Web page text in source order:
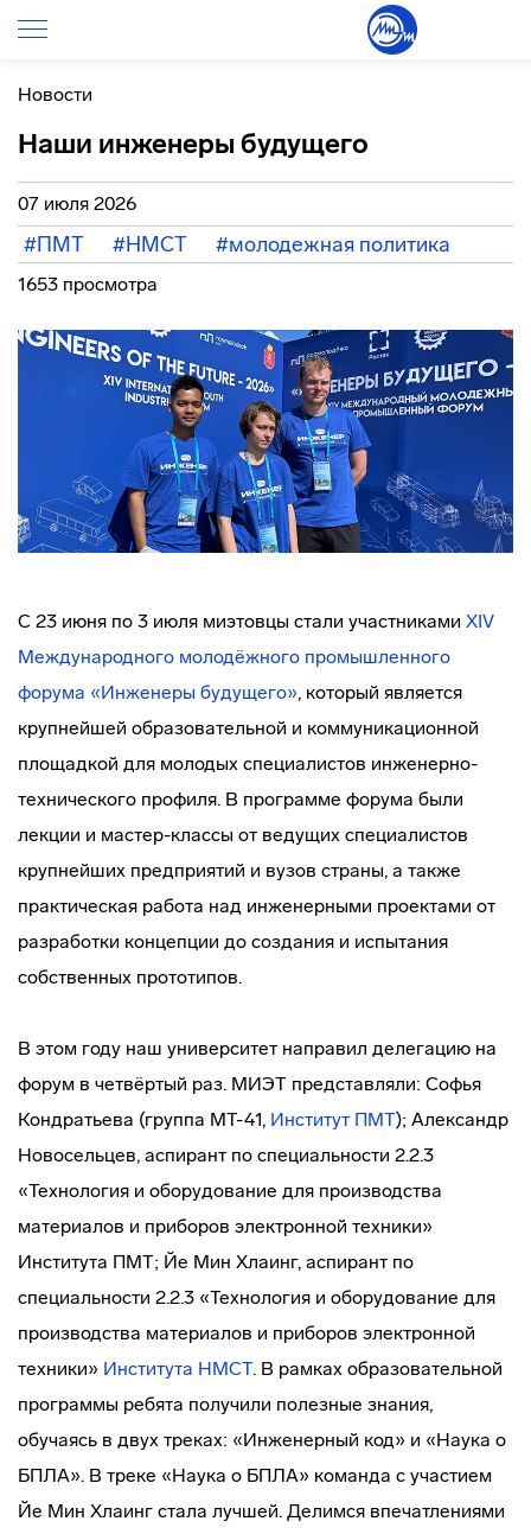
Новости
Наши инженеры будущего
07 июля 2026
#ПМТ #НМСТ #молодежная политика
1653 просмотра
С 23 июня по 3 июля миэтовцы стали участниками XIV
Международного молодёжного промышленного
форума «Инженеры будущего», который является
крупнейшей образовательной и коммуникационной
площадкой для молодых специалистов инженерно-
технического профиля. В программе форума были
лекции и мастер-классы от ведущих специалистов
крупнейших предприятий и вузов страны, а также
практическая работа над инженерными проектами от
разработки концепции до создания и испытания
собственных прототипов.
В этом году наш университет направил делегацию на
форум в четвёртый раз. МИЭТ представляли: Софья
Кондратьева (группа МТ-41, Институт ПМТ); Александр
Новосельцев, аспирант по специальности 2.2.3
«Технология и оборудование для производства
материалов и приборов электронной техники»
Института ПМТ; Йе Мин Хлаинг, аспирант по
специальности 2.2.3 «Технология и оборудование для
производства материалов и приборов электронной
техники» Института НМСТ. В рамках образовательной
программы ребята получили полезные знания,
обучаясь в двух треках: «Инженерный код» и «Наука о
БПЛА». В треке «Наука о БПЛА» команда с участием
Йе Мин Хлаинг стала лучшей. Делимся впечатлениями